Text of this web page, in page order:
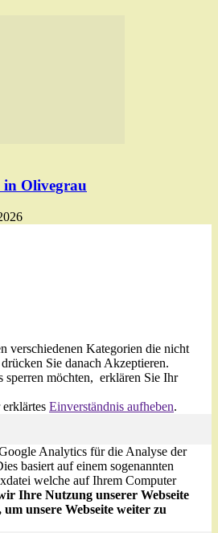
in Olivegrau
verschiedenen Kategorien die nicht
Sie danach Akzeptieren.
sperren möchten, erklären Sie Ihr
Einverständnis aufheben.
Analytics für die Analyse der
basiert auf einem sogenannten
welche auf Ihrem Computer
Ihre Nutzung unserer Webseite
unsere Webseite weiter zu